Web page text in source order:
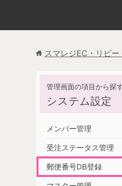
スマレジEC・リピ
システム設定
メンバー管理
受注ステータス管理
郵便番号DB登録